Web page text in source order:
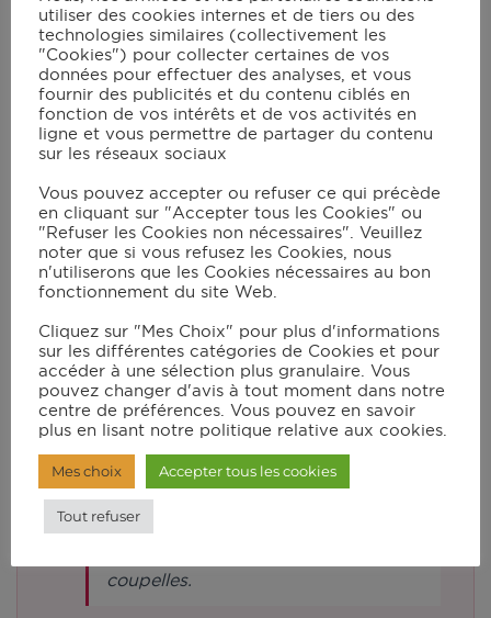
Instructions
Dans le bol du robot muni du
couteau hachoir ultrablade, mettez
les pêches épluchées et coupées en
quatre.
vanille puis mixez en vitesse 3 à
100°C pendant 15 min.
en vitesse 10 pendant 10s.
coupelles.
utiliser des cookies internes et de tiers ou des
technologies similaires (collectivement les
"Cookies") pour collecter certaines de vos
données pour effectuer des analyses, et vous
fournir des publicités et du contenu ciblés en
fonction de vos intérêts et de vos activités en
ligne et vous permettre de partager du contenu
sur les réseaux sociaux
Vous pouvez accepter ou refuser ce qui précède
en cliquant sur "Accepter tous les Cookies" ou
"Refuser les Cookies non nécessaires". Veuillez
noter que si vous refusez les Cookies, nous
n'utiliserons que les Cookies nécessaires au bon
fonctionnement du site Web.
Cliquez sur "Mes Choix" pour plus d'informations
sur les différentes catégories de Cookies et pour
accéder à une sélection plus granulaire. Vous
pouvez changer d'avis à tout moment dans notre
centre de préférences. Vous pouvez en savoir
plus en lisant notre politique relative aux cookies.
Mes choix Accepter tous les cookies
Tout refuser